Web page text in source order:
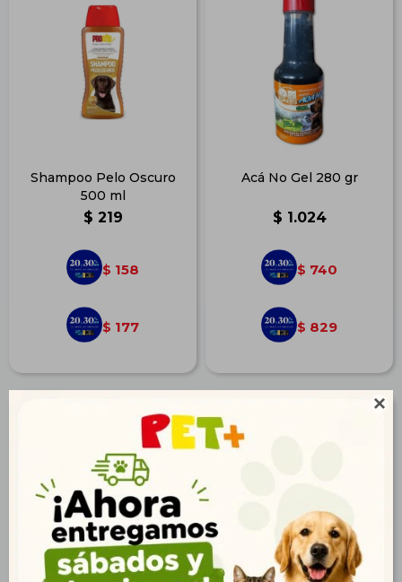

Shampoo Pelo Oscuro
500 ml
$ 219
$ 158
$ 177
Acá No Gel 280 gr
$ 1.024
$ 740
$ 829